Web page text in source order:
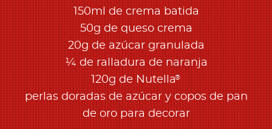
150ml de crema batida
50g de queso crema
20g de azúcar granulada
¼ de ralladura de naranja
120g de Nutella®
perlas doradas de azúcar y copos de pan
de oro para decorar